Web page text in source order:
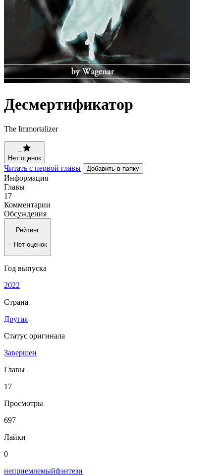
Десмертификатор
The Immortalizer
--
Нет оценок
Читать с первой главы Добавить в папку
Информация
Главы
17
Комментарии
Обсуждения
Рейтинг
-- Нет оценок
Год выпуска
2022
Страна
Другая
Статус оригинала
Завершен
Главы
17
Просмотры
697
Лайки
0
неприемлемыйфэнтези